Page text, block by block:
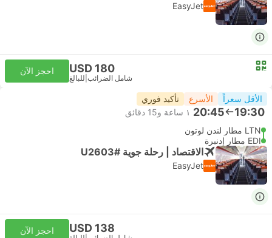
EasyJet
USD 180
شامل الضرائب للبالغ
احجز الآن
الأقل سعراً الأسرع تأكيد فوري
19:30
20:45 ١ ساعة و‫15 دقائق
LTN مطار لندن لوتون
EDI مطار إدنبرة
الاقتصاد | رحلة جوية #U2603
EasyJet
USD 138 احجز الآن